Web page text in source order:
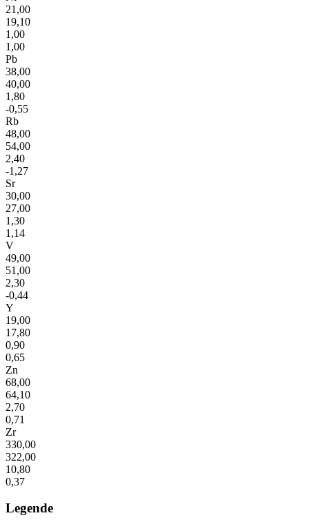
21,00
19,10
1,00
1,00
Pb
38,00
40,00
1,80
-0,55
Rb
48,00
54,00
2,40
-1,27
Sr
30,00
27,00
1,30
1,14
V
49,00
51,00
2,30
-0,44
Y
19,00
17,80
0,90
0,65
Zn
68,00
64,10
2,70
0,71
Zr
330,00
322,00
10,80
0,37
Legende